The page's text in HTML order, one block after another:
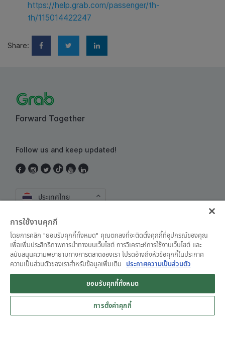
https://help.grab.com/passenger/th-
th/115014422247
Share:
Forward Together
Follow us and keep updated!
ประเทศไทย
ข้อตกลงและเงื่อนไขการใช้งาน •
© Grab 2010 - 2026
Grab for Android
Open App
การใช้งานคุกกี้
โดยการคลิก "ยอมรับคุกกี้ทั้งหมด" คุณตกลงที่จะติดตั้งคุกกี้ที่อุปกรณ์ของคุณ
เพื่อเพิ่มประสิทธิภาพการนำทางบนเว็บไซต์ การวิเคราะห์การใช้งานเว็บไซต์ และ
สนับสนุนความพยายามทางการตลาดของเรา โปรดอ้างถึงหัวข้อคุกกี้ในประกาศ
ความเป็นส่วนตัวของเราสำหรับข้อมูลเพิ่มเติม
ประกาศความเป็นส่วนตัว
ยอมรับคุกกี้ทั้งหมด
การตั้งค่าคุกกี้